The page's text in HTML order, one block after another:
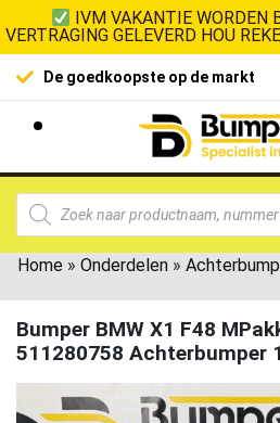
IVM VAKANTIE WORDEN
VERTRAGING GELEVERD HOU
De goedkoopste op de markt
Home » Onderdelen »
Bumper BMW X1 F48
511280758 Achterbumper